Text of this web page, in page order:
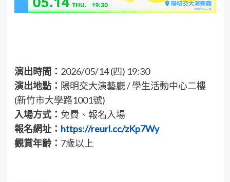
演出時間： 2026/05/14 (四) 19:30
演出地點： 陽明交大演藝廳 / 學生活動中心二樓
(新竹市大學路1001號)
入場方式： 免費、報名入場
報名網址： https://reurl.cc/zKp7Wy
觀賞年齡： 7歲以上